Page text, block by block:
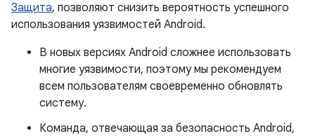
Защита, позволяют снизить вероятность успешного
использования уязвимостей Android.
В новых версиях Android сложнее использовать
многие уязвимости, поэтому мы рекомендуем
всем пользователям своевременно обновлять
систему.
Команда, отвечающая за безопасность Android,